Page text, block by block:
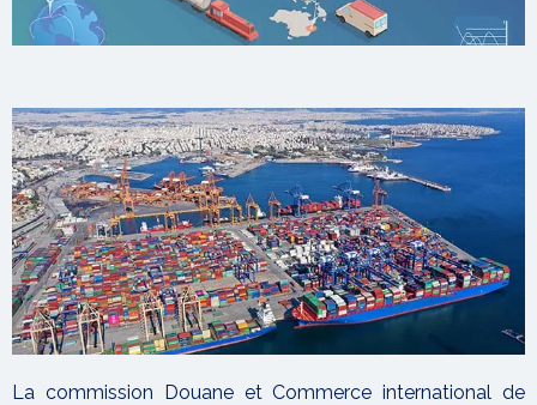
La commission Douane et Commerce international de